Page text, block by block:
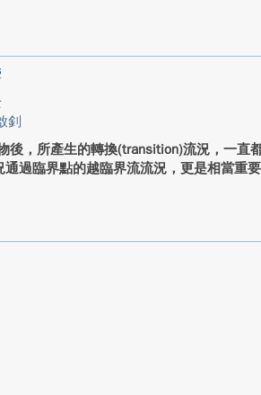
釗
後，所產生的轉換(transition)流況，一直
過臨界點的越臨界流流況，更是相當重